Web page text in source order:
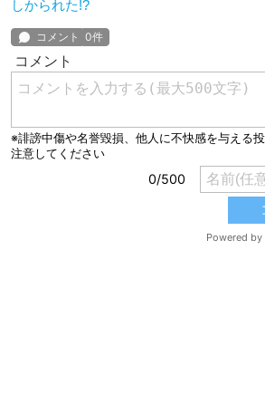
しかられた!?